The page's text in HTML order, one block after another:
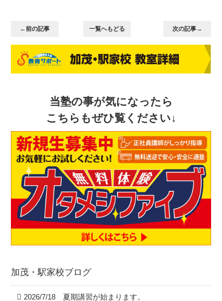
←前の記事 一覧へもどる 次の記事→
当塾の事が気になったら
こちらもぜひ覧ください↓
加茂・駅家校ブログ
2026/7/18 夏期講習が始まります。